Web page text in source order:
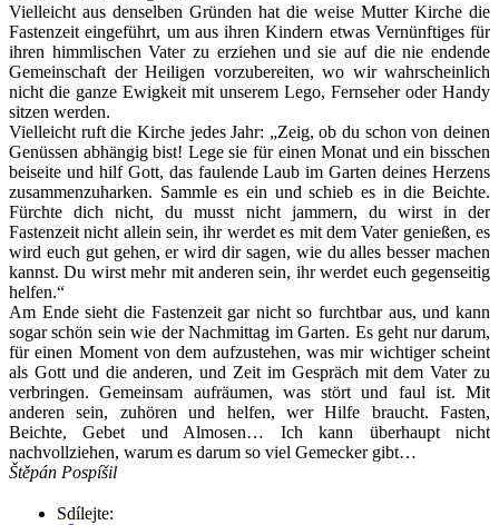
Vielleicht aus denselben Gründen hat die weise Mutter Kirche die
Fastenzeit eingeführt, um aus ihren Kindern etwas Vernünftiges für
ihren himmlischen Vater zu erziehen und sie auf die nie endende
Gemeinschaft der Heiligen vorzubereiten, wo wir wahrscheinlich
nicht die ganze Ewigkeit mit unserem Lego, Fernseher oder Handy
sitzen werden.
Vielleicht ruft die Kirche jedes Jahr: „Zeig, ob du schon von deinen
Genüssen abhängig bist! Lege sie für einen Monat und ein bisschen
beiseite und hilf Gott, das faulende Laub im Garten deines Herzens
zusammenzuharken. Sammle es ein und schieb es in die Beichte.
Fürchte dich nicht, du musst nicht jammern, du wirst in der
Fastenzeit nicht allein sein, ihr werdet es mit dem Vater genießen, es
wird euch gut gehen, er wird dir sagen, wie du alles besser machen
kannst. Du wirst mehr mit anderen sein, ihr werdet euch gegenseitig
helfen.“
Am Ende sieht die Fastenzeit gar nicht so furchtbar aus, und kann
sogar schön sein wie der Nachmittag im Garten. Es geht nur darum,
für einen Moment von dem aufzustehen, was mir wichtiger scheint
als Gott und die anderen, und Zeit im Gespräch mit dem Vater zu
verbringen. Gemeinsam aufräumen, was stört und faul ist. Mit
anderen sein, zuhören und helfen, wer Hilfe braucht. Fasten,
Beichte, Gebet und Almosen… Ich kann überhaupt nicht
nachvollziehen, warum es darum so viel Gemecker gibt…
Štěpán Pospíšil
Sdílejte: